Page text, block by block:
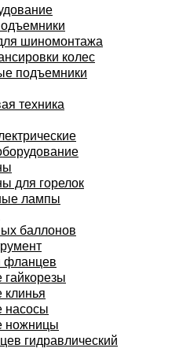
шиномонтажа
колес
подъемники
техника
для горелок
лампы
баллонов
фланцев
гайкорезы
клинья
насосы
ножницы
гидравлический